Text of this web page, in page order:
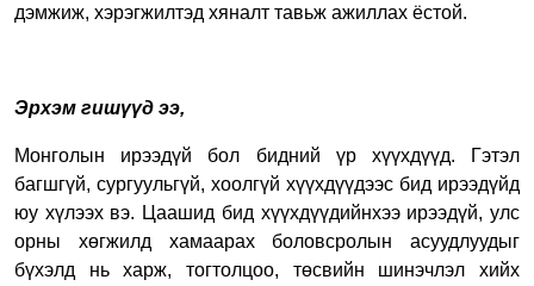
дэмжиж, хэрэгжилтэд хяналт тавьж ажиллах ёстой.
Эрхэм гишүүд ээ,
Монголын ирээдүй бол бидний үр хүүхдүүд. Гэтэл
багшгүй, сургуульгүй, хоолгүй хүүхдүүдээс бид ирээдүйд
юу хүлээх вэ. Цаашид бид хүүхдүүдийнхээ ирээдүй, улс
орны хөгжилд хамаарах боловсролын асуудлуудыг
бүхэлд нь харж, тогтолцоо, төсвийн шинэчлэл хийх